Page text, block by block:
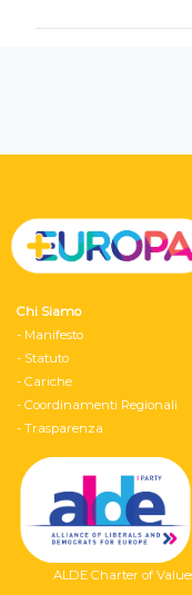
Chi Siamo
- Manifesto
- Statuto
- Cariche
- Coordinamenti Regionali
- Trasparenza
ALDE Charter of